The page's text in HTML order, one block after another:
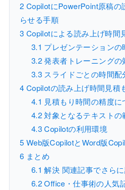
2 CopilotにPowerPoint原稿の
らせる手順
3 Copilotによる読み上げ時間
3.1 プレゼンテーションの
3.2発表者トレーニングの
3.3スライドごとの時間配
4 Copilotの読み上げ時間見積
4.1 見積もり時間の精度に
4.2対象となるテキストの
4.3Copilotの利用環境
5 Web版CopilotとWord版
6 まとめ
6.1 解決 関連記事でさらに
6.2Office・仕事術の人気